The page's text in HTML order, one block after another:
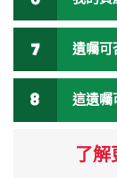
遺囑可
這遺囑
了解